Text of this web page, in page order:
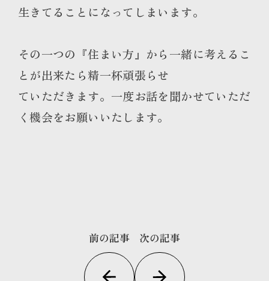
生きてることになってしまいます。
その一つの『住まい方』から一緒に考えるこ
とが出来たら精一杯頑張らせ
ていただきます。一度お話を聞かせていただ
く機会をお願いいたします。
前の記事 次の記事